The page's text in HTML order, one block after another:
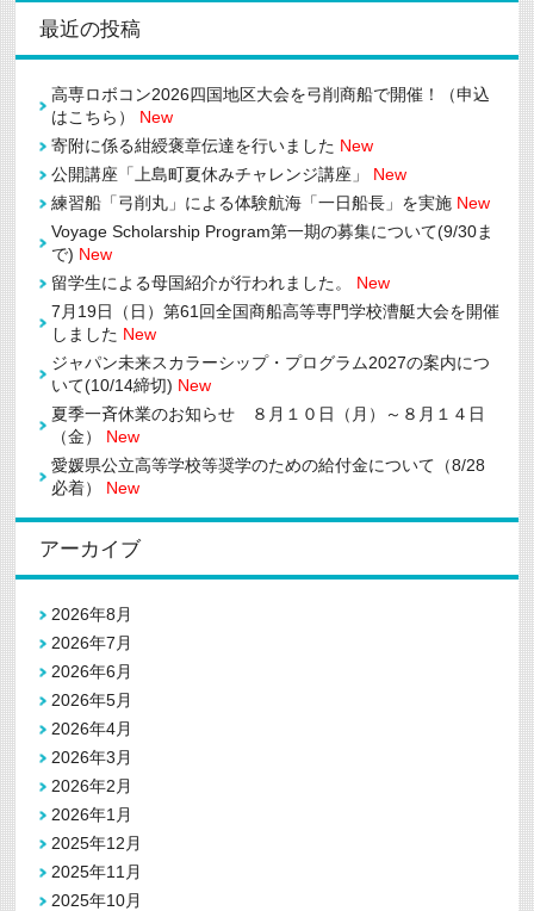
最近の投稿
高専ロボコン2026四国地区大会を弓削商船で開催！（申込
はこちら） New
寄附に係る紺綬褒章伝達を行いました New
公開講座「上島町夏休みチャレンジ講座」
New
練習船「弓削丸」による体験航海「一日船長」を実施 New
Voyage Scholarship Program第一期の募集について(9/30ま
で) New
留学生による母国紹介が行われました。 New
7月19日（日）第61回全国商船高等専門学校漕艇大会を開催
しました New
ジャパン未来スカラーシップ・プログラム2027の案内につ
いて(10/14締切) New
夏季一斉休業のお知らせ ８月１０日（月）～８月１４日
（金） New
愛媛県公立高等学校等奨学のための給付金について（8/28
必着） New
アーカイブ
2026年8月
2026年7月
2026年6月
2026年5月
2026年4月
2026年3月
2026年2月
2026年1月
2025年12月
2025年11月
2025年10月